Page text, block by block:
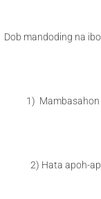
Dob mandoding na
1) Mambasahon
2) Hata apoh-